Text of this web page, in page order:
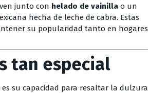
junto con helado de vainilla o un
hecha de leche de cabra. Estas
su popularidad tanto en hogares
tan especial
su capacidad para resaltar la dulzura